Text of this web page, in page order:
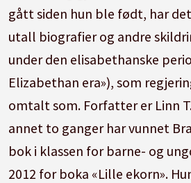
gått siden hun ble født, har
utall biografier og andre
under den elisabethanske
Elizabethan era»), som
omtalt som. Forfatter er Linn
annet to ganger har vunnet
bok i klassen for barne- og
2012 for boka «Lille ekorn».